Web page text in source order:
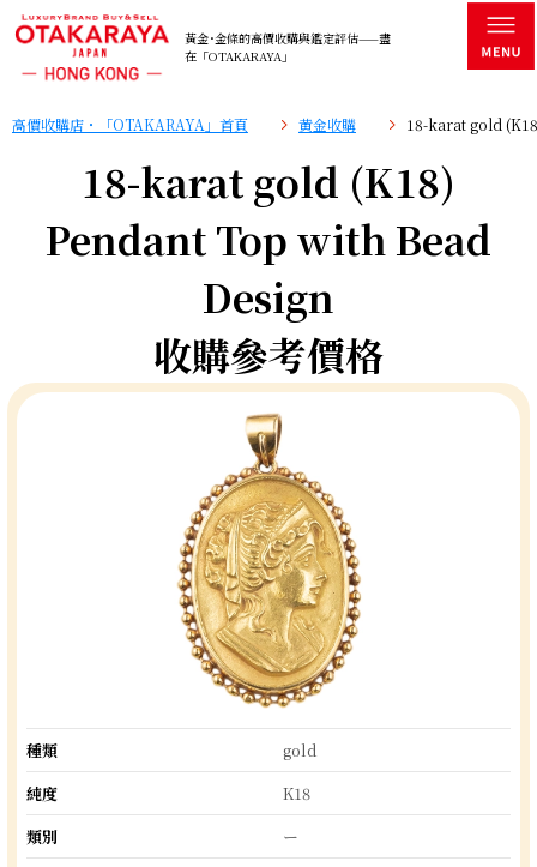
黃金･金條的高價收購與鑑定評估——盡
在「OTAKARAYA」
高價收購店・「OTAKARAYA」首頁 黄金收購 18-karat gold
18-karat gold (K18)
Pendant Top with Bead
Design
收購參考價格
種類
gold
純度
K18
類別
ー